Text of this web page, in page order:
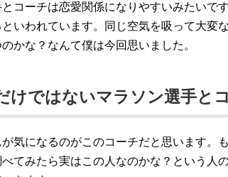
コーチは恋愛関係になりやすいみたいで
いわれています。同じ空気を吸って大変
かな？なんて僕は今回思いました。
けではないマラソン選手と
気になるのがこのコーチだと思います。
べてみたら実はこの人なのかな？という人